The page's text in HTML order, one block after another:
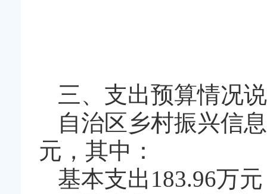
三、支出预算情况
自治区乡村振兴信
元，其中：
基本支出183.96万